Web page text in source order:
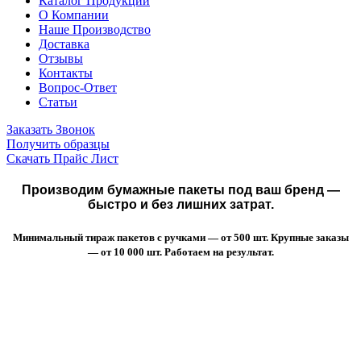
О Компании
Наше Производство
Доставка
Отзывы
Контакты
Вопрос-Ответ
Статьи
Заказать Звонок
Получить образцы
Скачать Прайс Лист
Производим бумажные пакеты под ваш бренд —
быстро и без лишних затрат.
Минимальный тираж пакетов с ручками — от 500 шт. Крупные заказы
— от 10 000 шт. Работаем на результат.